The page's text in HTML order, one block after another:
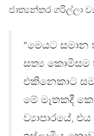
ජාත්‍යන්තර ගරිල්ලා
“මෙයට
සත්‍ය කොමිසම
එකිනෙකාට
මේ මෑතකදී
ව්‍යාපාරයේ,